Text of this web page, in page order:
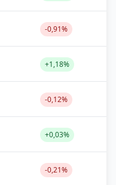
-0,91%
+1,18%
-0,12%
+0,03%
-0,21%